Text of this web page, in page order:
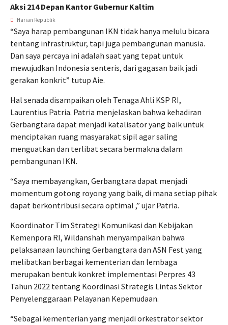
Aksi 214 Depan Kantor Gubernur Kaltim
Harian Republik
“Saya harap pembangunan IKN tidak hanya melulu bicara
tentang infrastruktur, tapi juga pembangunan manusia.
Dan saya percaya ini adalah saat yang tepat untuk
mewujudkan Indonesia senteris, dari gagasan baik jadi
gerakan konkrit” tutup Aie.
Hal senada disampaikan oleh Tenaga Ahli KSP RI,
Laurentius Patria. Patria menjelaskan bahwa kehadiran
Gerbangtara dapat menjadi katalisator yang baik untuk
menciptakan ruang masyarakat sipil agar saling
menguatkan dan terlibat secara bermakna dalam
pembangunan IKN.
“Saya membayangkan, Gerbangtara dapat menjadi
momentum gotong royong yang baik, di mana setiap pihak
dapat berkontribusi secara optimal ,” ujar Patria.
Koordinator Tim Strategi Komunikasi dan Kebijakan
Kemenpora RI, Wildanshah menyampaikan bahwa
pelaksanaan launching Gerbangtara dan ASN Fest yang
melibatkan berbagai kementerian dan lembaga
merupakan bentuk konkret implementasi Perpres 43
Tahun 2022 tentang Koordinasi Strategis Lintas Sektor
Penyelenggaraan Pelayanan Kepemudaan.
“Sebagai kementerian yang menjadi orkestrator sektor